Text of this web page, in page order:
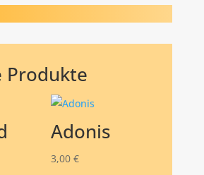
Produkte
Adonis
3,00 €